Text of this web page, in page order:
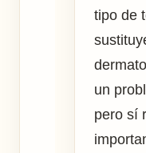
tipo de
un
pero sí